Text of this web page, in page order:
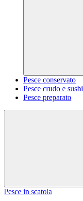
Pesce conservato
Pesce crudo e sushi
Pesce preparato
Pesce in scatola